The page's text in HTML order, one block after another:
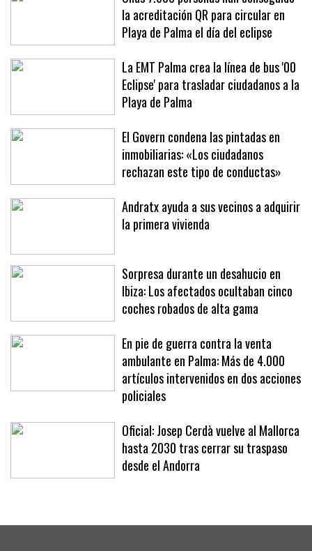
Unas 7.000 personas han conseguido
la acreditación QR para circular en
Playa de Palma el día del eclipse
La EMT Palma crea la línea de bus '00
Eclipse' para trasladar ciudadanos a la
Playa de Palma
El Govern condena las pintadas en
inmobiliarias: «Los ciudadanos
rechazan este tipo de conductas»
Andratx ayuda a sus vecinos a adquirir
Sorpresa durante un desahucio en
Ibiza: Los afectados ocultaban cinco
coches robados de alta gama
En pie de guerra contra la venta
ambulante en Palma: Más de 4.000
artículos intervenidos en dos acciones
policiales
Oficial: Josep Cerdà vuelve al Mallorca
hasta 2030 tras cerrar su traspaso